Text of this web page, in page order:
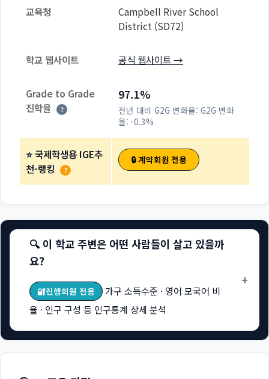
교육청
Campbell River School
District (SD72)
학교 웹사이트 공식 웹사이트 →
Grade to Grade
진학율
?
97.1%
전년 대비 G2G 변화율: G2G 변화
율: -0.3%
⭐ 국제학생용 IGE추
천-랭킹
?
🔒 계약회원 전용
🔍 이 학교 주변은 어떤 사람들이 살고 있을까
요?
🔐진행회원 전용
가구 소득수준 · 영어 모국어 비
율 · 인구 구성 등 인구통계 상세 분석
+